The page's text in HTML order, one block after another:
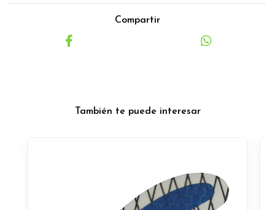
Compartir
También te puede interesar